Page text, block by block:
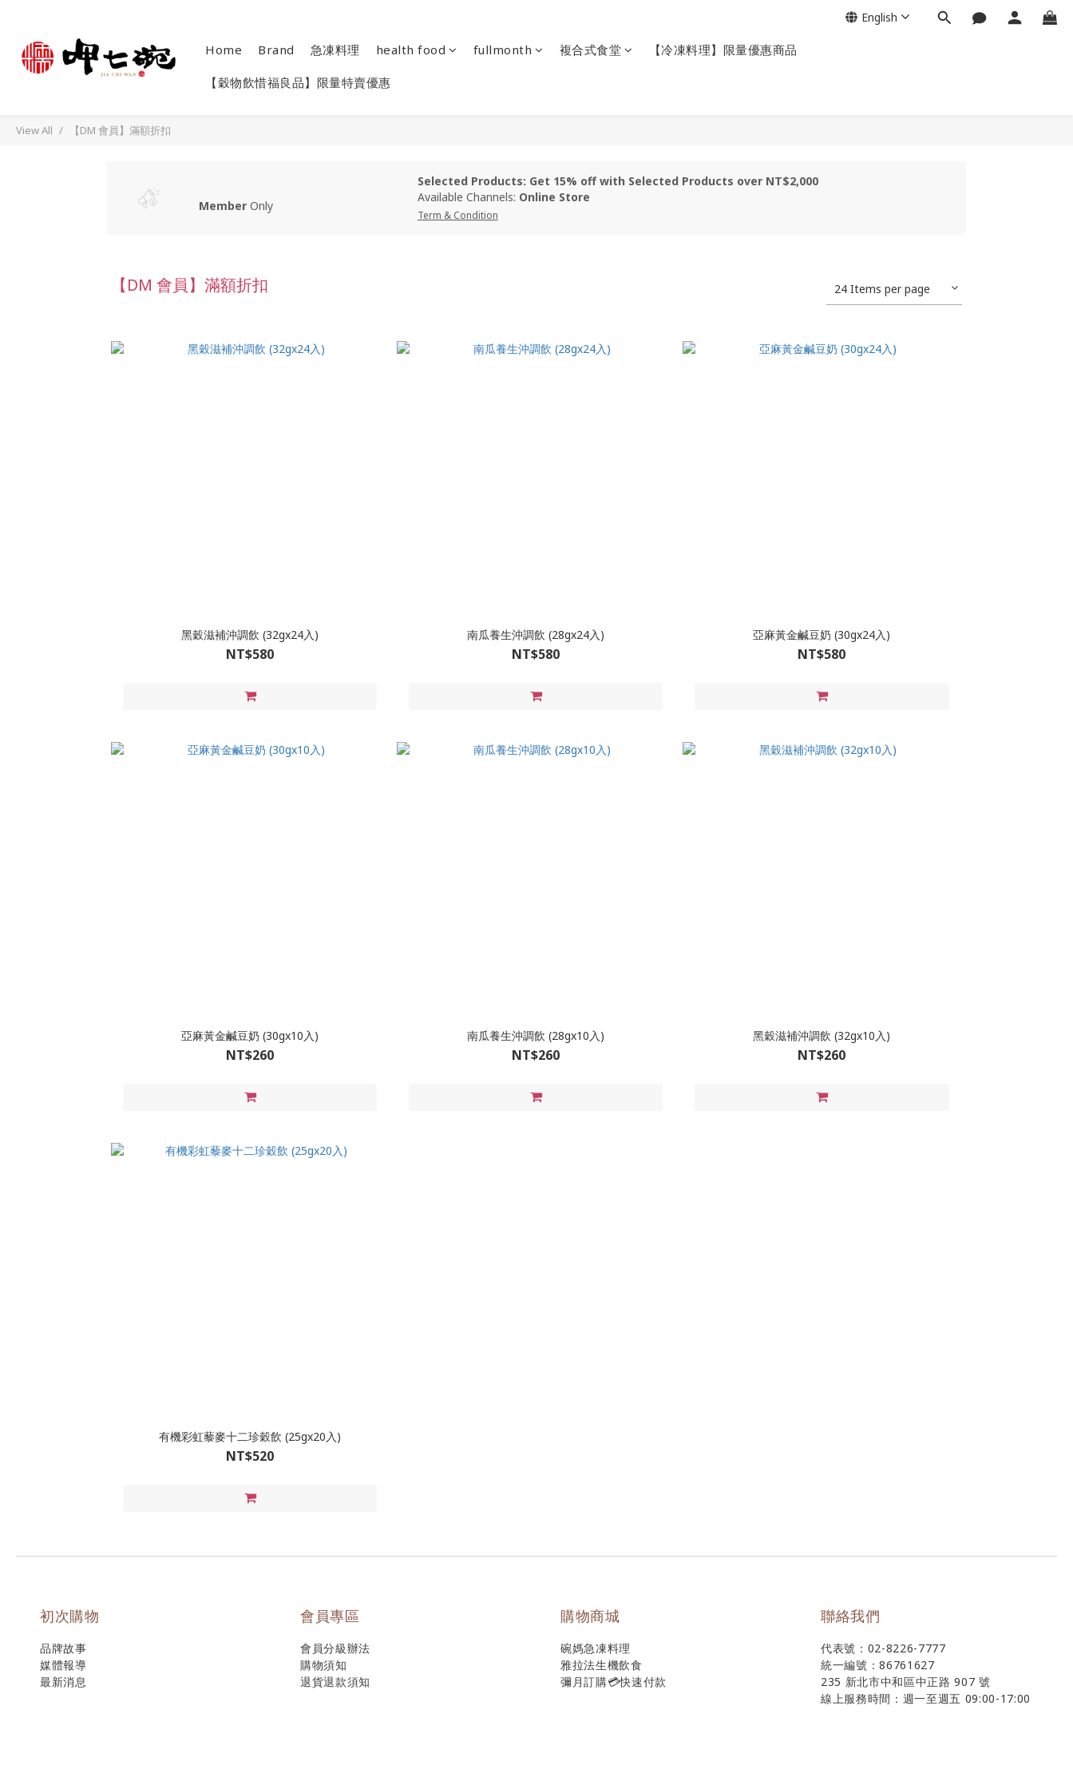
Home Brand 急凍料理 health food fullmonth 複合式食堂 【冷凍料理】限量優惠商品
【穀物飲惜福良品】限量特賣優惠
English
View All 【DM 會員】滿額折扣
Member Only
Selected Products: Get 15% off with Selected Products over NT$2,000
Available Channels: Online Store
Term & Condition
【DM 會員】滿額折扣 24 Items per page
黑穀滋補沖調飲 (32gx24入)
NT$580
南瓜養生沖調飲 (28gx24入)
NT$580
亞麻黃金鹹豆奶 (30gx24入)
NT$580
亞麻黃金鹹豆奶 (30gx10入)
NT$260
南瓜養生沖調飲 (28gx10入)
NT$260
黑穀滋補沖調飲 (32gx10入)
NT$260
有機彩虹藜麥十二珍穀飲 (25gx20入)
NT$520
初次購物
品牌故事
媒體報導
最新消息
會員專區
會員分級辦法
購物須知
退貨退款須知
購物商城
碗媽急凍料理
雅拉法生機飲食
彌月訂購💳快速付款
聯絡我們
代表號：02-8226-7777
統一編號：86761627
235 新北市中和區中正路 907 號
線上服務時間：週一至週五 09:00-17:00